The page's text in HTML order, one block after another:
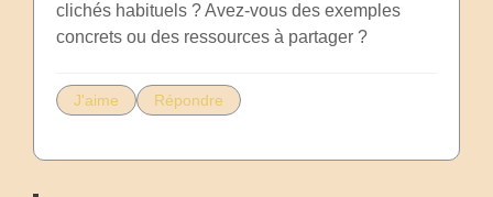
clichés habituels ? Avez-vous des exemples
concrets ou des ressources à partager ?
J'aime Répondre